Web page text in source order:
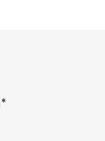
*